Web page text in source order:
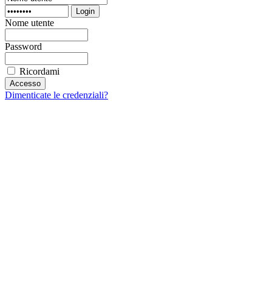
Login
Nome utente
Password
Ricordami
Dimenticate le credenziali?